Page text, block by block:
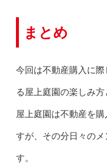
まとめ
今回は不動産購入に
る屋上庭園の楽しみ方
屋上庭園は不動産を
すが、その分日々の
す。